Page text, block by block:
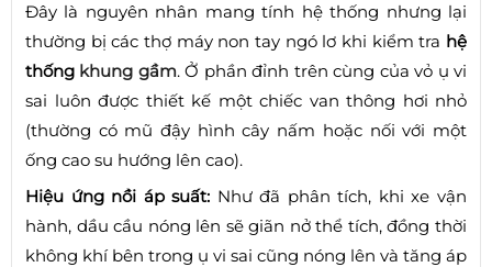
Đây là nguyên nhân mang tính hệ thống nhưng lại
thường bị các thợ máy non tay ngó lơ khi kiểm tra hệ
thống khung gầm. Ở phần đỉnh trên cùng của vỏ ụ vi
sai luôn được thiết kế một chiếc van thông hơi nhỏ
(thường có mũ đậy hình cây nấm hoặc nối với một
ống cao su hướng lên cao).
Hiệu ứng nồi áp suất: Như đã phân tích, khi xe vận
hành, dầu cầu nóng lên sẽ giãn nở thể tích, đồng thời
không khí bên trong ụ vi sai cũng nóng lên và tăng áp